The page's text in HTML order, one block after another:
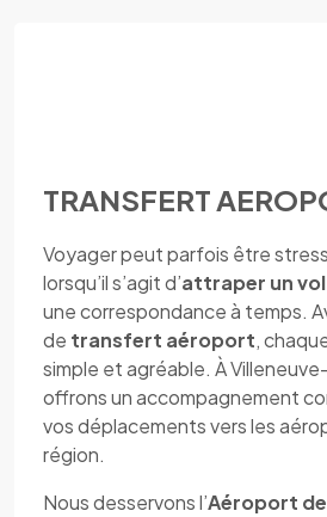
TRANSFERT
Voyager peut parfois être
lorsqu’il s’agit d’attraper un vol
une correspondance à temps.
de transfert aéroport,
simple et agréable. À
offrons un accompagnement
vos déplacements vers les
région.
Nous desservons l’Aéroport